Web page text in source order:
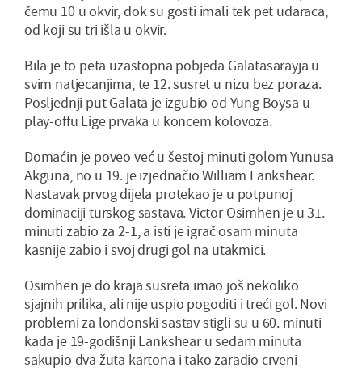
čemu 10 u okvir, dok su gosti imali tek pet udaraca,
od koji su tri išla u okvir.
Bila je to peta uzastopna pobjeda Galatasarayja u
svim natjecanjima, te 12. susret u nizu bez poraza.
Posljednji put Galata je izgubio od Yung Boysa u
play-offu Lige prvaka u koncem kolovoza.
Domaćin je poveo već u šestoj minuti golom Yunusa
Akguna, no u 19. je izjednačio William Lankshear.
Nastavak prvog dijela protekao je u potpunoj
dominaciji turskog sastava. Victor Osimhen je u 31.
minuti zabio za 2-1, a isti je igrač osam minuta
kasnije zabio i svoj drugi gol na utakmici.
Osimhen je do kraja susreta imao još nekoliko
sjajnih prilika, ali nije uspio pogoditi i treći gol. Novi
problemi za londonski sastav stigli su u 60. minuti
kada je 19-godišnji Lankshear u sedam minuta
sakupio dva žuta kartona i tako zaradio crveni